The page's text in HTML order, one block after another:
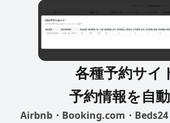
各種予約サイ
予約情報を自
Airbnb・Booking.com・Beds24